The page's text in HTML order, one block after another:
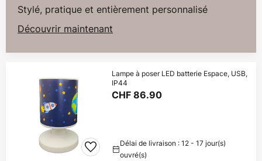
Stylé, pratique et entièrement personnalisé
Découvrir maintenant
Lampe à poser LED batterie Espace, USB,
IP44
CHF 86.90
Délai de livraison : 12 - 17 jour(s)
ouvré(s)